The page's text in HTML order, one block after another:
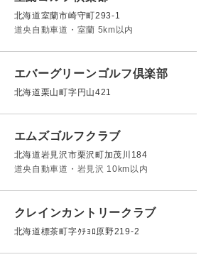
北海道室蘭市崎守町293-1
道央自動車道・室蘭 5km以内
エバーグリーンゴルフ倶楽部
北海道栗山町字円山421
エムズゴルフクラブ
北海道岩見沢市栗沢町加茂川184
道央自動車道・岩見沢 10km以内
クレインカントリークラブ
北海道標茶町字ｸﾁｮﾛ原野219-2